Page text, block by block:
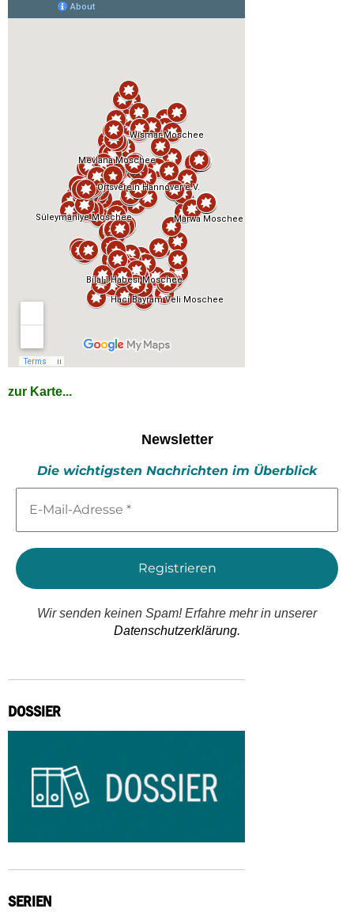
zur Karte...
Newsletter
Die wichtigsten Nachrichten im Überblick
Mail-
*
Wir senden keinen Spam! Erfahre mehr in unserer
Datenschutzerklärung.
DOSSIER
SERIEN